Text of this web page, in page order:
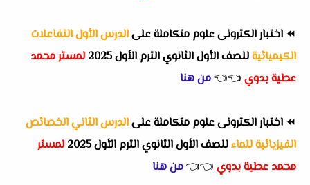
⏪ اختبار الكترونى علوم متكاملة علىالدرس الأول التفاعلات
الكيميائيةللصف الأول الثانوي الترم الأول 2025
لمستر محمد
عطية بدوي 👈
👈من هنا
⏪ اختبار الكترونى علوم متكاملة علىالدرس الثاني الخصائص
الفيزيائية للماءللصف الأول الثانوي الترم الأول 2025
لمستر
محمد عطية بدوي 👈
👈من هنا